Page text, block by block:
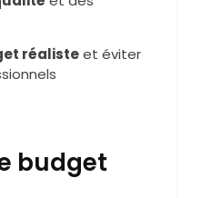
réalisteet éviter
budget